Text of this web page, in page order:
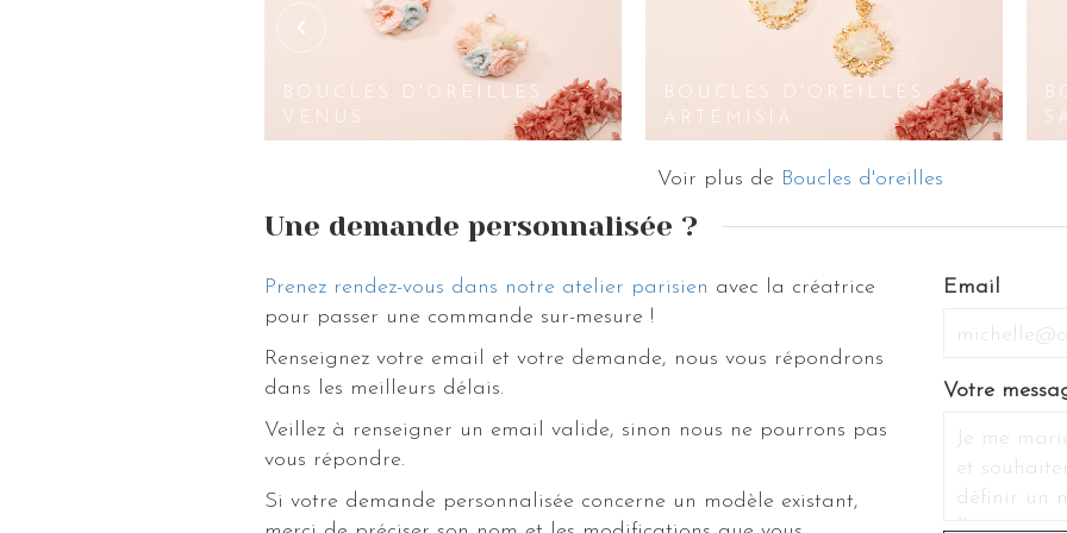
BOUCLES D'OREILLES
VENUS
BOUCLES D'OREILLES
ARTEMISIA
Voir plus de Boucles d'oreilles
Une demande personnalisée ?
Prenez rendez-vous dans notre atelier parisien avec la créatrice
pour passer une commande sur-mesure !
Renseignez votre email et votre demande, nous vous répondrons
dans les meilleurs délais.
Veillez à renseigner un email valide, sinon nous ne pourrons pas
vous répondre.
Si votre demande personnalisée concerne un modèle existant,
If
are
a
ignore
this
field
Email
Votre